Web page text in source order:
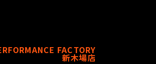
FACTORY
新木場店